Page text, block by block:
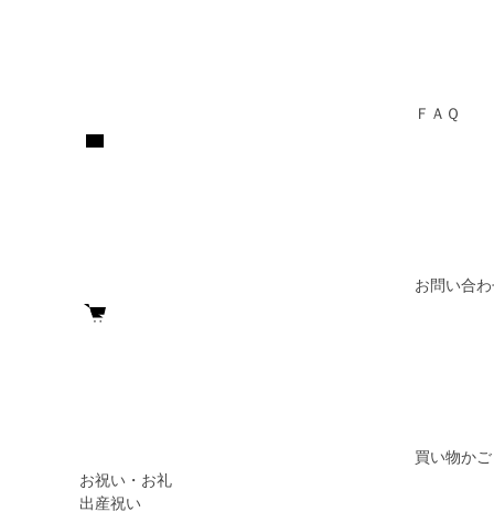
ＦＡＱ
お問い合
買い物かご
お祝い・お礼
出産祝い